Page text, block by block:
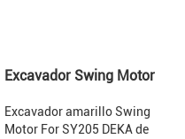
Excavador Swing Motor
Excavador amarillo Swing
Motor For SY205 DEKA de